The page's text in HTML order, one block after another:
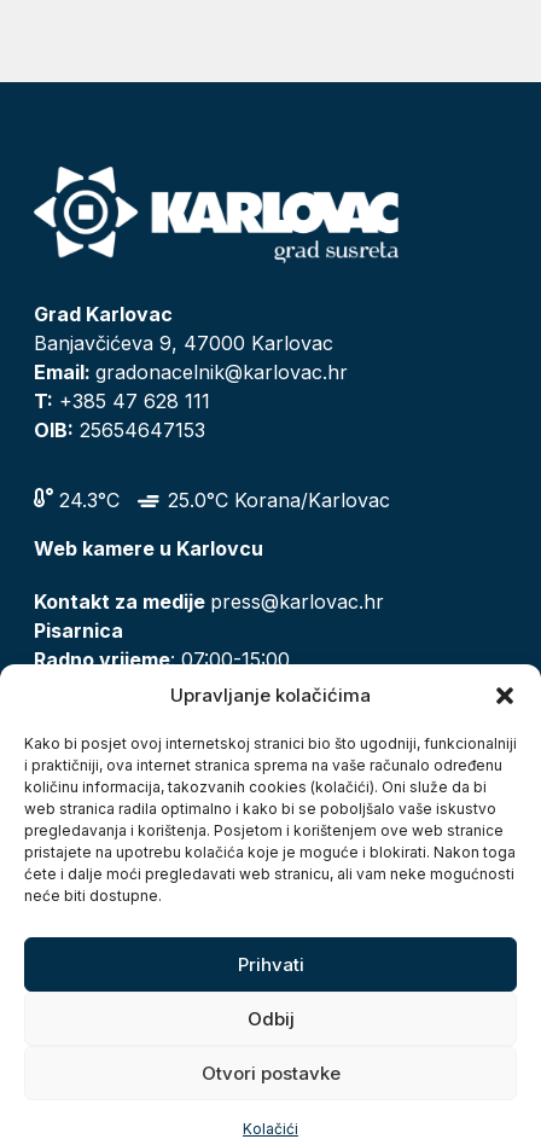
Upravljanje kolačićima
Kako bi posjet ovoj internetskoj stranici bio što ugodniji, funkcionalniji
i praktičniji, ova internet stranica sprema na vaše računalo određenu
količinu informacija, takozvanih cookies (kolačići). Oni služe da bi
web stranica radila optimalno i kako bi se poboljšalo vaše iskustvo
pregledavanja i korištenja. Posjetom i korištenjem ove web stranice
pristajete na upotrebu kolačića koje je moguće i blokirati. Nakon toga
ćete i dalje moći pregledavati web stranicu, ali vam neke mogućnosti
neće biti dostupne.
Prihvati
Odbij
Otvori postavke
Kolačići
Grad Karlovac
Banjavčićeva 9, 47000 Karlovac
Email: gradonacelnik@karlovac.hr
T: +385 47 628 111
OIB: 25654647153
24.3°C
25.0°C Korana/Karlovac
Web kamere u Karlovcu
Kontakt za medije press@karlovac.hr
Pisarnica
Radno vrijeme: 07:00-15:00
pisarnica@karlovac.hr
Zaštita osobnih podataka
Pristup informacijama
Kolačići
Izjava o pristupačnosti
Turistička zajednica grada Karlovca